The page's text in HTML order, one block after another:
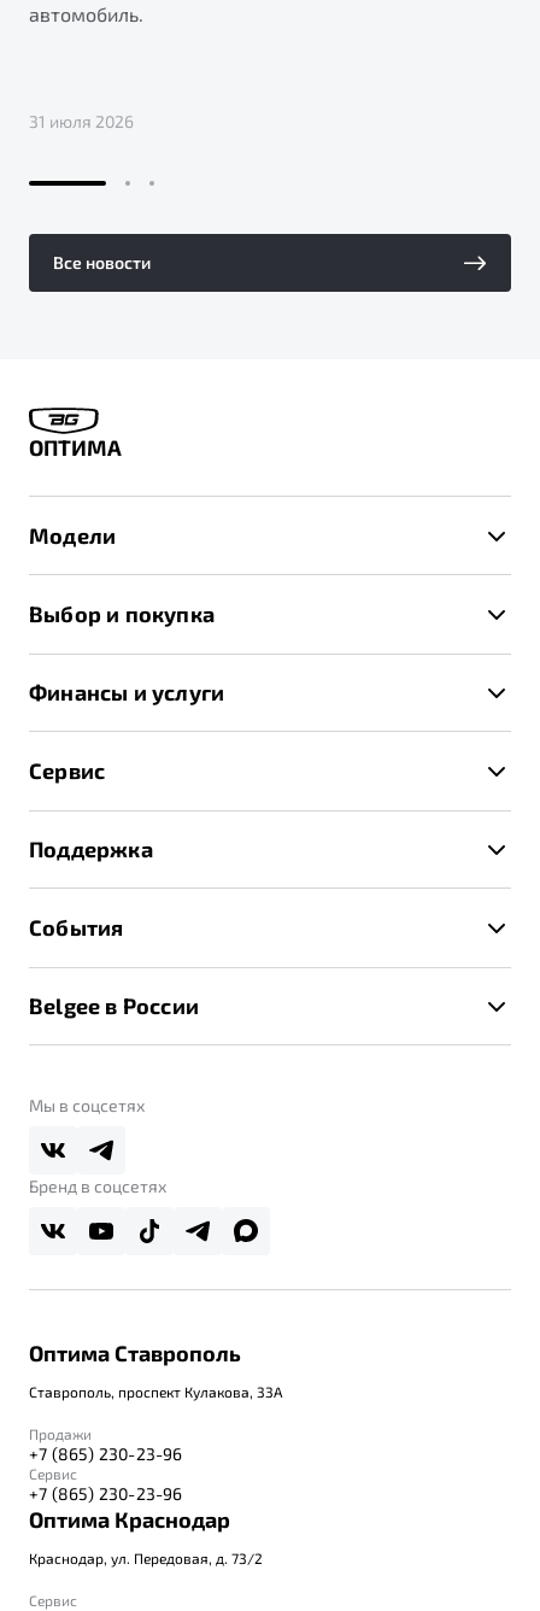
автомобиль.
31 июля 2026
Все новости
ОПТИМА
Модели
X70
Выбор и покупка
Записаться на тест-драйв
Получить предложение
Финансы и услуги
Страхование
Расчет КАСКО
Сервис
Техническое обслуживание
Калькулятор ТО
Поддержка
Помощь на дорогах
Belgee Линк
Belgee Плюс
Реферальная программа
События
Belgee в России
О дилерском центре
Правовая информация
Мы в соцсетях
Бренд в соцсетях
Оптима Ставрополь
Ставрополь, проспект Кулакова, 33А
Продажи
+7 (865) 230-23-96
Сервис
+7 (865) 230-23-96
Оптима Краснодар
Краснодар, ул. Передовая, д. 73/2
Сервис